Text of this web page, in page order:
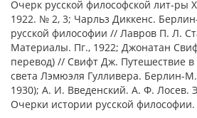
Очерк русской философской лит-ры
1922. № 2, 3; Чарльз Диккенс.
русской философии // Лавров П. Л.
Материалы. Пг., 1922; Джонатан
перевод) // Свифт Дж. Путешествие
света Лэмюэля Гулливера. Берлин-
1930); А. И. Введенский. А. Ф. Лосев.
Очерки истории русской философии.